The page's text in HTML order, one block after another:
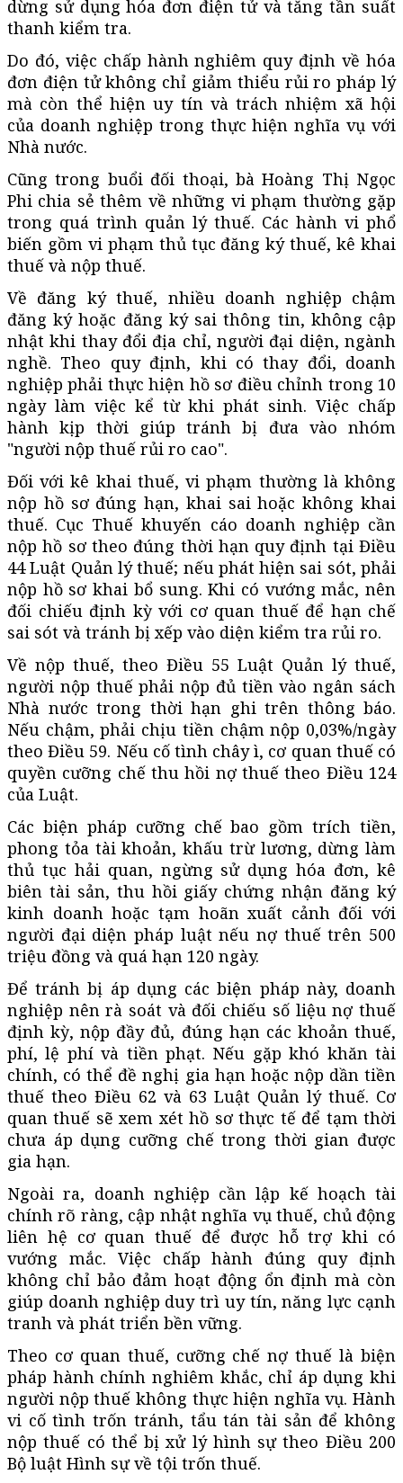
dừng sử dụng hóa đơn điện tử và tăng tần suất
thanh kiểm tra.
Do đó, việc chấp hành nghiêm quy định về hóa
đơn điện tử không chỉ giảm thiểu rủi ro pháp lý
mà còn thể hiện uy tín và trách nhiệm xã hội
của doanh nghiệp trong thực hiện nghĩa vụ với
Nhà nước.
Cũng trong buổi đối thoại, bà Hoàng Thị Ngọc
Phi chia sẻ thêm về những vi phạm thường gặp
trong quá trình quản lý thuế. Các hành vi phổ
biến gồm vi phạm thủ tục đăng ký thuế, kê khai
thuế và nộp thuế.
Về đăng ký thuế, nhiều doanh nghiệp chậm
đăng ký hoặc đăng ký sai thông tin, không cập
nhật khi thay đổi địa chỉ, người đại diện, ngành
nghề. Theo quy định, khi có thay đổi, doanh
nghiệp phải thực hiện hồ sơ điều chỉnh trong 10
ngày làm việc kể từ khi phát sinh. Việc chấp
hành kịp thời giúp tránh bị đưa vào nhóm
"người nộp thuế rủi ro cao".
Đối với kê khai thuế, vi phạm thường là không
nộp hồ sơ đúng hạn, khai sai hoặc không khai
thuế. Cục Thuế khuyến cáo doanh nghiệp cần
nộp hồ sơ theo đúng thời hạn quy định tại Điều
44 Luật Quản lý thuế; nếu phát hiện sai sót, phải
nộp hồ sơ khai bổ sung. Khi có vướng mắc, nên
đối chiếu định kỳ với cơ quan thuế để hạn chế
sai sót và tránh bị xếp vào diện kiểm tra rủi ro.
Về nộp thuế, theo Điều 55 Luật Quản lý thuế,
người nộp thuế phải nộp đủ tiền vào ngân sách
Nhà nước trong thời hạn ghi trên thông báo.
Nếu chậm, phải chịu tiền chậm nộp 0,03%/ngày
theo Điều 59. Nếu cố tình chây ì, cơ quan thuế có
quyền cưỡng chế thu hồi nợ thuế theo Điều 124
của Luật.
Các biện pháp cưỡng chế bao gồm trích tiền,
phong tỏa tài khoản, khấu trừ lương, dừng làm
thủ tục hải quan, ngừng sử dụng hóa đơn, kê
biên tài sản, thu hồi giấy chứng nhận đăng ký
kinh doanh hoặc tạm hoãn xuất cảnh đối với
người đại diện pháp luật nếu nợ thuế trên 500
triệu đồng và quá hạn 120 ngày.
Để tránh bị áp dụng các biện pháp này, doanh
nghiệp nên rà soát và đối chiếu số liệu nợ thuế
định kỳ, nộp đầy đủ, đúng hạn các khoản thuế,
phí, lệ phí và tiền phạt. Nếu gặp khó khăn tài
chính, có thể đề nghị gia hạn hoặc nộp dần tiền
thuế theo Điều 62 và 63 Luật Quản lý thuế. Cơ
quan thuế sẽ xem xét hồ sơ thực tế để tạm thời
chưa áp dụng cưỡng chế trong thời gian được
gia hạn.
Ngoài ra, doanh nghiệp cần lập kế hoạch tài
chính rõ ràng, cập nhật nghĩa vụ thuế, chủ động
liên hệ cơ quan thuế để được hỗ trợ khi có
vướng mắc. Việc chấp hành đúng quy định
không chỉ bảo đảm hoạt động ổn định mà còn
giúp doanh nghiệp duy trì uy tín, năng lực cạnh
tranh và phát triển bền vững.
Theo cơ quan thuế, cưỡng chế nợ thuế là biện
pháp hành chính nghiêm khắc, chỉ áp dụng khi
người nộp thuế không thực hiện nghĩa vụ. Hành
vi cố tình trốn tránh, tẩu tán tài sản để không
nộp thuế có thể bị xử lý hình sự theo Điều 200
Bộ luật Hình sự về tội trốn thuế.